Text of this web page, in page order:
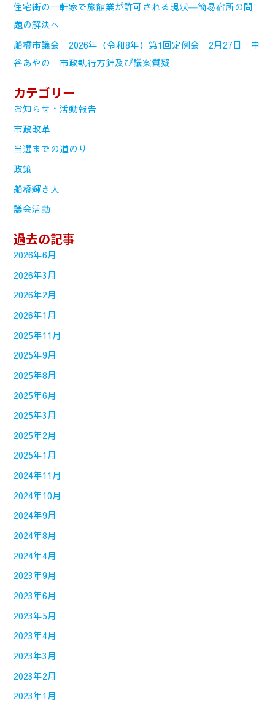
住宅街の一軒家で旅館業が許可される現状―簡易宿所の問
題の解決へ
船橋市議会 2026年（令和8年）第1回定例会 2月27日 中
谷あやの 市政執行方針及び議案質疑
カテゴリー
お知らせ・活動報告
市政改革
当選までの道のり
政策
船橋輝き人
議会活動
過去の記事
2026年6月
2026年3月
2026年2月
2026年1月
2025年11月
2025年9月
2025年8月
2025年6月
2025年3月
2025年2月
2025年1月
2024年11月
2024年10月
2024年9月
2024年8月
2024年4月
2023年9月
2023年6月
2023年5月
2023年4月
2023年3月
2023年2月
2023年1月